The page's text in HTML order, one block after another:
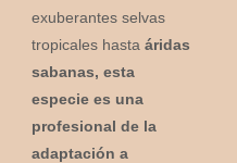
exuberantes selvas
tropicales hastaáridas
sabanas, esta
especie es una
profesional de la
adaptación a